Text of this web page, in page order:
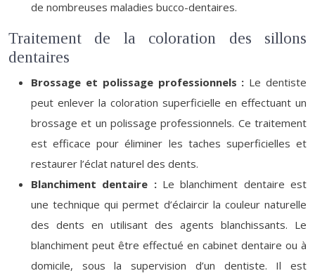
de nombreuses maladies bucco-dentaires.
Traitement de la coloration des sillons
dentaires
Brossage et polissage professionnels : Le dentiste
peut enlever la coloration superficielle en effectuant un
brossage et un polissage professionnels. Ce traitement
est efficace pour éliminer les taches superficielles et
restaurer l’éclat naturel des dents.
Blanchiment dentaire : Le blanchiment dentaire est
une technique qui permet d’éclaircir la couleur naturelle
des dents en utilisant des agents blanchissants. Le
blanchiment peut être effectué en cabinet dentaire ou à
domicile, sous la supervision d’un dentiste. Il est